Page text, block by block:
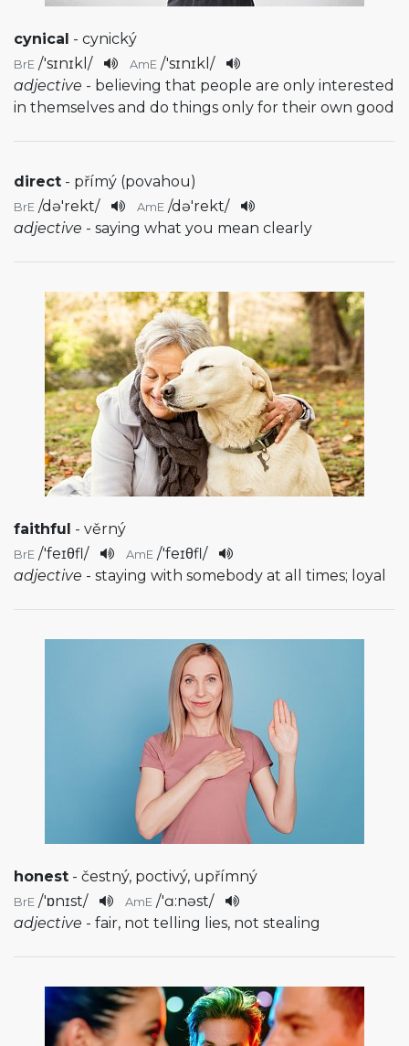
cynical - cynický
BrE /'sɪnɪkl / AmE /'sɪnɪkl /
adjective - believing that people are only interested
in themselves and do things only for their own good
direct - přímý (povahou)
BrE /də'rekt/ AmE /də'rekt/
adjective - saying what you mean clearly
faithful - věrný
BrE /'feɪθfl/ AmE /'feɪθfl/
adjective - staying with somebody at all times; loyal
honest - čestný, poctivý, upřímný
BrE /'ɒnɪst/ AmE /'ɑ:nəst/
adjective - fair, not telling lies, not stealing